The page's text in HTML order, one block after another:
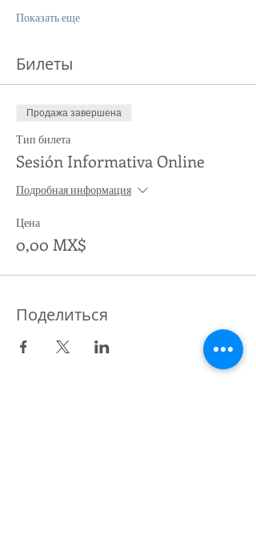
Показать еще
Билеты
Продажа завершена
Тип билета
Sesión Informativa Online
Подробная информация
Цена
0,00 MX$
Поделиться